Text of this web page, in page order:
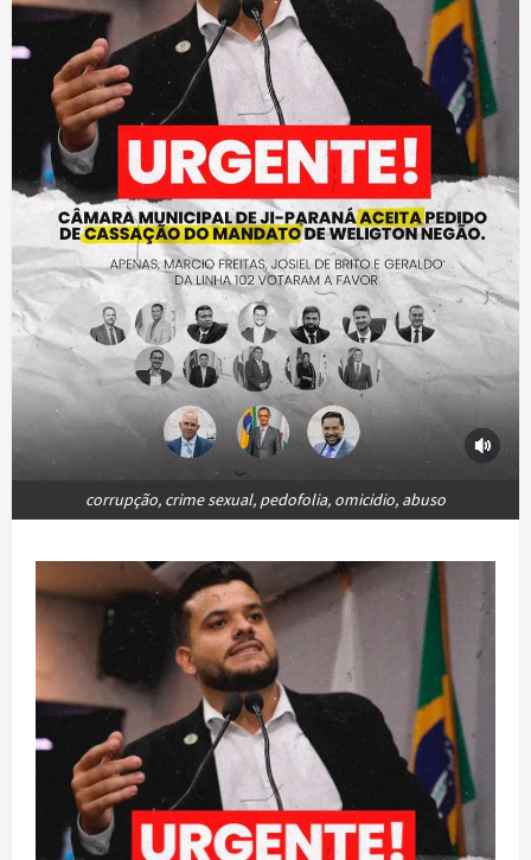
corrupção, crime sexual, pedofolia, omicidio, abuso